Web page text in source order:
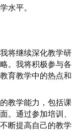
水平。
将继续深化教学研
。我将积极参与各
育教学中的热点和
教学能力，包括课
。通过参加培训、
断提高自己的教学